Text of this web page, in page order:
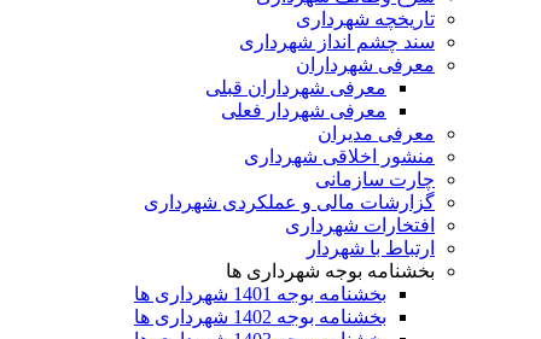
تاریخچه شهرداری
سند چشم انداز شهرداری
معرفی شهرداران
معرفی شهرداران قبلی
معرفی شهردار فعلی
معرفی مدیران
منشور اخلاقی شهرداری
چارت سازمانی
گزارشات مالی و عملکردی شهرداری
افتخارات شهرداری
ارتباط با شهردار
بخشنامه بوجه شهرداری ها
بخشنامه بوجه 1401 شهرداری ها
بخشنامه بوجه 1402 شهرداری ها